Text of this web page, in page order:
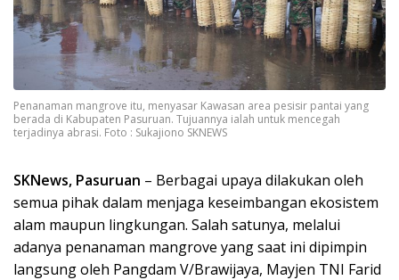
Penanaman mangrove itu, menyasar Kawasan area pesisir pantai yang
berada di Kabupaten Pasuruan. Tujuannya ialah untuk mencegah
terjadinya abrasi. Foto : Sukajiono SKNEWS
SKNews, Pasuruan – Berbagai upaya dilakukan oleh
semua pihak dalam menjaga keseimbangan ekosistem
alam maupun lingkungan. Salah satunya, melalui
adanya penanaman mangrove yang saat ini dipimpin
langsung oleh Pangdam V/Brawijaya, Mayjen TNI Farid